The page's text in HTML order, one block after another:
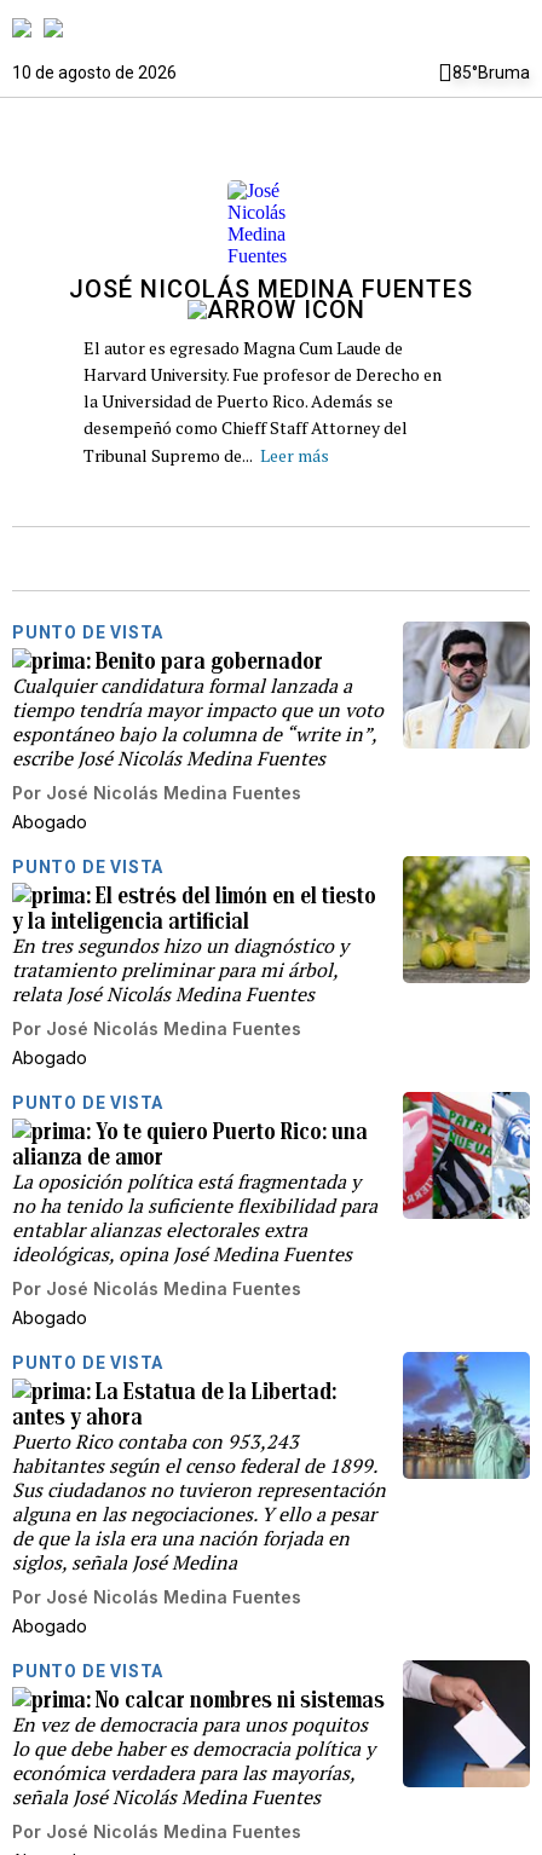
10 de agosto de 2026 85°Bruma
JOSÉ NICOLÁS MEDINA FUENTES
El autor es egresado Magna Cum Laude de
Harvard University. Fue profesor de Derecho en
la Universidad de Puerto Rico. Además se
desempeñó como Chieff Staff Attorney del
Tribunal Supremo de... Leer más
PUNTO DE VISTA
Benito para gobernador
Cualquier candidatura formal lanzada a
tiempo tendría mayor impacto que un voto
espontáneo bajo la columna de “write in”,
escribe José Nicolás Medina Fuentes
Por José Nicolás Medina Fuentes
Abogado
PUNTO DE VISTA
El estrés del limón en el tiesto
y la inteligencia artificial
En tres segundos hizo un diagnóstico y
tratamiento preliminar para mi árbol,
relata José Nicolás Medina Fuentes
Por José Nicolás Medina Fuentes
Abogado
PUNTO DE VISTA
Yo te quiero Puerto Rico: una
alianza de amor
La oposición política está fragmentada y
no ha tenido la suficiente flexibilidad para
entablar alianzas electorales extra
ideológicas, opina José Medina Fuentes
Por José Nicolás Medina Fuentes
Abogado
PUNTO DE VISTA
La Estatua de la Libertad:
antes y ahora
Puerto Rico contaba con 953,243
habitantes según el censo federal de 1899.
Sus ciudadanos no tuvieron representación
alguna en las negociaciones. Y ello a pesar
de que la isla era una nación forjada en
siglos, señala José Medina
Por José Nicolás Medina Fuentes
Abogado
PUNTO DE VISTA
No calcar nombres ni sistemas
En vez de democracia para unos poquitos
lo que debe haber es democracia política y
económica verdadera para las mayorías,
señala José Nicolás Medina Fuentes
Por José Nicolás Medina Fuentes